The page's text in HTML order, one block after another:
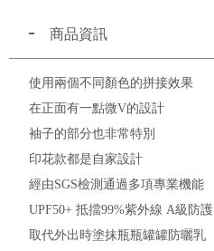
商品資訊
使用兩個不同顏色的拼接效果
在正面有一點微V的設計
袖子的部分也非常特別
印花款都是自家設計
經由SGS檢測通過多項專業機能
UPF50+ 抵擋99%紫外線 A級防護
取代外出時塗抹瓶瓶罐罐防曬乳